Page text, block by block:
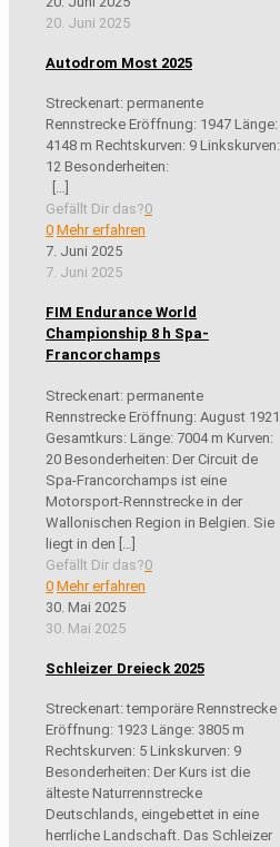
20. Juni 2025
Autodrom Most 2025
Streckenart: permanente
Rennstrecke Eröffnung: 1947 Länge:
4148 m Rechtskurven: 9 Linkskurven:
12 Besonderheiten:
[…]
Gefällt Dir das?0
0 Mehr erfahren
7. Juni 2025
7. Juni 2025
FIM Endurance World
Championship 8 h Spa-
Francorchamps
Streckenart: permanente
Rennstrecke Eröffnung: August 1921
Gesamtkurs: Länge: 7004 m Kurven:
20 Besonderheiten: Der Circuit de
Spa-Francorchamps ist eine
Motorsport-Rennstrecke in der
Wallonischen Region in Belgien. Sie
liegt in den […]
Gefällt Dir das?0
0 Mehr erfahren
30. Mai 2025
30. Mai 2025
Schleizer Dreieck 2025
Streckenart: temporäre Rennstrecke
Eröffnung: 1923 Länge: 3805 m
Rechtskurven: 5 Linkskurven: 9
Besonderheiten: Der Kurs ist die
älteste Naturrennstrecke
Deutschlands, eingebettet in eine
herrliche Landschaft. Das Schleizer